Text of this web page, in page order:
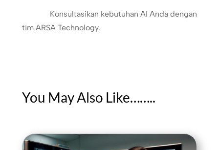
Konsultasikan kebutuhan AI Anda dengan
tim ARSA Technology.
You May Also Like……..